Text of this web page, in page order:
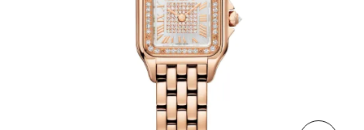
Neu bei Vogl: Cartier